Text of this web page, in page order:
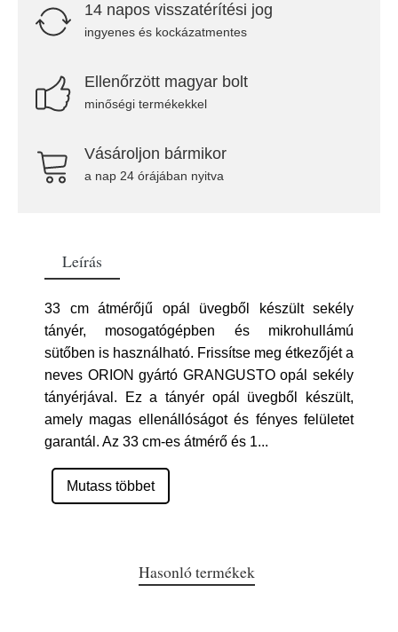
14 napos visszatérítési jog
ingyenes és kockázatmentes
Ellenőrzött magyar bolt
minőségi termékekkel
Vásároljon bármikor
a nap 24 órájában nyitva
Leírás
33 cm átmérőjű opál üvegből készült sekély
tányér, mosogatógépben és mikrohullámú
sütőben is használható. Frissítse meg étkezőjét a
neves ORION gyártó GRANGUSTO opál sekély
tányérjával. Ez a tányér opál üvegből készült,
amely magas ellenállóságot és fényes felületet
garantál. Az 33 cm-es átmérő és 1...
Mutass többet
Hasonló termékek